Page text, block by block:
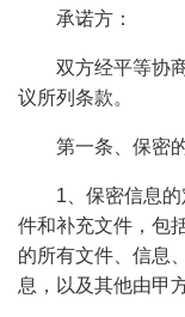
承诺方：
双方经平等协
议所列条款。
第一条、保密
1、保密信息
件和补充文件，包
的所有文件、信息
息，以及其他由甲